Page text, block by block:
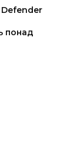
понад